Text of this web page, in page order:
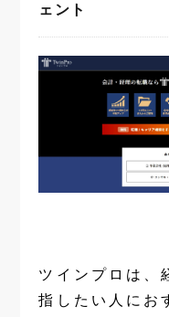
ェント
ツインプロは、
指したい人にお